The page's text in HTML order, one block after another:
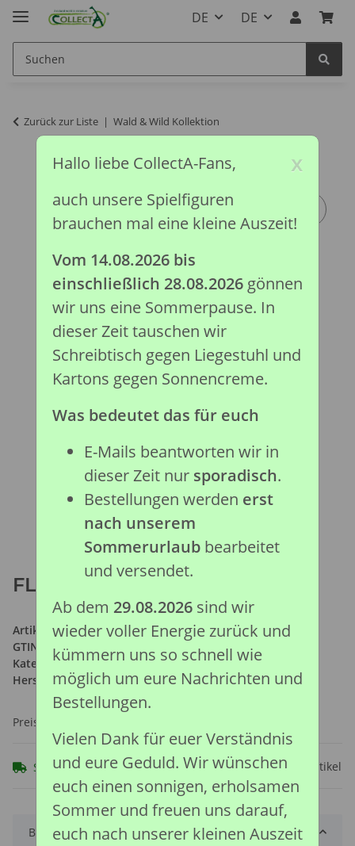
DE DE
Zurück zur Liste Wald & Wild Kollektion
FLAMINGO (M)
Artikelnummer:88207
GTIN:
4892900882079
Kategorie:Wald & Wild Kollektion
Hersteller: Collecta Global Limited
Preise nach Anmeldung sichtbar
Sofort verfügbar Frage zum Artikel
Beschreibung
x
Hallo liebe CollectA-Fans,
auch unsere Spielfiguren
brauchen mal eine kleine Auszeit!
Vom 14.08.2026 bis
einschließlich 28.08.2026gönnen
wir uns eine Sommerpause. In
dieser Zeit tauschen wir
Schreibtisch gegen Liegestuhl und
Kartons gegen Sonnencreme.
Was bedeutet das für euch
E-Mails beantworten wir in
dieser Zeit nur sporadisch.
Bestellungen werden erst
nach unserem
Sommerurlaubbearbeitet
und versendet.
Ab dem 29.08.2026sind wir
wieder voller Energie zurück und
kümmern uns so schnell wie
möglich um eure Nachrichten und
Bestellungen.
Vielen Dank für euer Verständnis
und eure Geduld. Wir wünschen
euch einen sonnigen, erholsamen
Sommer und freuen uns darauf,
euch nach unserer kleinen Auszeit